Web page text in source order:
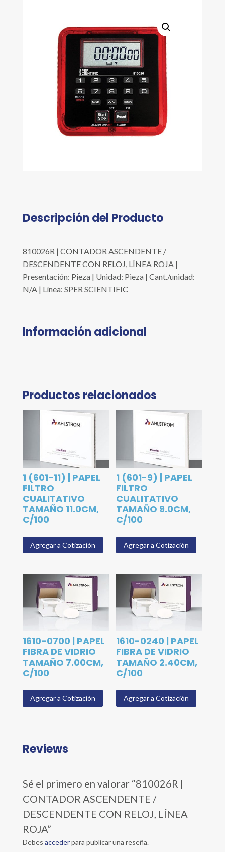
Descripción del Producto
810026R | CONTADOR ASCENDENTE /
DESCENDENTE CON RELOJ, LÍNEA ROJA |
Presentación: Pieza | Unidad: Pieza | Cant./unidad:
N/A | Línea: SPER SCIENTIFIC
Información adicional
Productos relacionados
1 (601-11) | PAPEL
FILTRO
CUALITATIVO
TAMAÑO 11.0CM,
C/100
Agregar a Cotización
1 (601-9) | PAPEL
FILTRO
CUALITATIVO
TAMAÑO 9.0CM,
C/100
Agregar a Cotización
1610-0700 | PAPEL
FIBRA DE VIDRIO
TAMAÑO 7.00CM,
C/100
Agregar a Cotización
1610-0240 | PAPEL
FIBRA DE VIDRIO
TAMAÑO 2.40CM,
C/100
Agregar a Cotización
Reviews
Sé el primero en valorar “810026R |
CONTADOR ASCENDENTE /
DESCENDENTE CON RELOJ, LÍNEA
ROJA”
Debes accederpara publicar una reseña.